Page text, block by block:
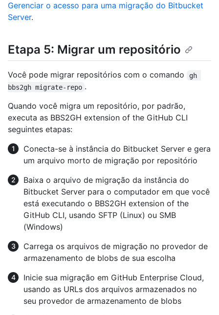
Gerenciar o acesso para uma migração do Bitbucket
Server.
Etapa 5: Migrar um repositório
Você pode migrar repositórios com o comando
gh
bbs2gh migrate-repo .
Quando você migra um repositório, por padrão,
executa as BBS2GH extension of the GitHub CLI
seguintes etapas:
Conecta-se à instância do Bitbucket Server e gera
um arquivo morto de migração por repositório
Baixa o arquivo de migração da instância do
Bitbucket Server para o computador em que você
está executando o BBS2GH extension of the
GitHub CLI, usando SFTP (Linux) ou SMB
(Windows)
Carrega os arquivos de migração no provedor de
armazenamento de blobs de sua escolha
Inicie sua migração em GitHub Enterprise Cloud,
usando as URLs dos arquivos armazenados no
seu provedor de armazenamento de blobs